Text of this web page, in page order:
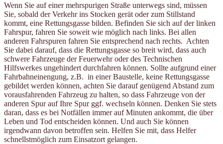
Wenn Sie auf einer mehrspurigen Straße unterwegs sind, müssen
Sie, sobald der Verkehr ins Stocken gerät oder zum Stillstand
kommt, eine Rettungsgasse bilden. Befinden Sie sich auf der linken
Fahrspur, fahren Sie soweit wie möglich nach links. Bei allen
anderen Fahrspuren fahren Sie entsprechend nach rechts. Achten
Sie dabei darauf, dass die Rettungsgasse so breit wird, dass auch
schwere Fahrzeuge der Feuerwehr oder des Technischen
Hilfswerkes ungehindert durchfahren können. Sollte aufgrund einer
Fahrbahneinengung, z.B. in einer Baustelle, keine Rettungsgasse
gebildet werden können, achten Sie darauf genügend Abstand zum
vorausfahrenden Fahrzeug zu halten, so dass Fahrzeuge von der
anderen Spur auf Ihre Spur ggf. wechseln können. Denken Sie stets
daran, dass es bei Notfällen immer auf Minuten ankommt, die über
Leben und Tod entscheiden können. Und auch Sie können
irgendwann davon betroffen sein. Helfen Sie mit, dass Helfer
schnellstmöglich zum Einsatzort gelangen.